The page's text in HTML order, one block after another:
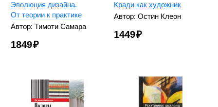
Эволюция дизайна.
От теории к практике
Автор: Тимоти Самара
1849₽
Кради как художник
Автор: Остин Клеон
1449₽